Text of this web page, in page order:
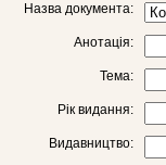
Назва документа:
Анотація:
Тема:
Рік видання:
Видавництво: